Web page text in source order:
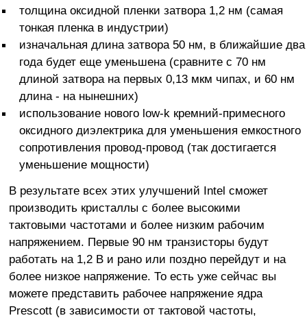
толщина оксидной пленки затвора 1,2 нм (самая
тонкая пленка в индустрии)
изначальная длина затвора 50 нм, в ближайшие два
года будет еще уменьшена (сравните с 70 нм
длиной затвора на первых 0,13 мкм чипах, и 60 нм
длина - на нынешних)
использование нового low-k кремний-примесного
оксидного диэлектрика для уменьшения емкостного
сопротивления провод-провод (так достигается
уменьшение мощности)
В результате всех этих улучшений Intel сможет
производить кристаллы с более высокими
тактовыми частотами и более низким рабочим
напряжением. Первые 90 нм транзисторы будут
работать на 1,2 В и рано или поздно перейдут и на
более низкое напряжение. То есть уже сейчас вы
можете представить рабочее напряжение ядра
Prescott (в зависимости от тактовой частоты,